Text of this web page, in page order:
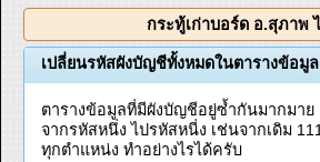
กระทู้เก่าบอร์ด อ.สุภาพ
เปลี่ยนรหัสผังบัญชีทั้งหมดในตารางข้อมูล
ตารางข้อมูลที่มีผังบัญชีอยู่ซ้ำกันมากมาย
จากรหัสหนึ่ง ไปรหัสหนี่ง เช่นจากเดิม
ทุกตำแหน่ง ทำอย่างไรได้ครับ